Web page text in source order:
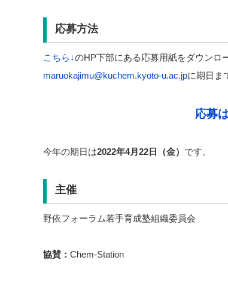
応募方法
こちら↓のHP下部にある応募用紙をダウンロ
maruokajimu@kuchem.kyoto-u.ac.jpに期日ま
応募
今年の期日は2022年4月22日（金） です。
主催
野依フォーラム若手育成塾組織委員会
協賛： Chem-Station